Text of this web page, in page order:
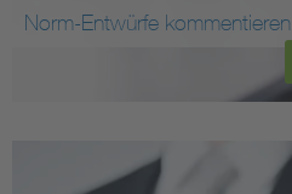
Norm-Entwürfe kommentieren